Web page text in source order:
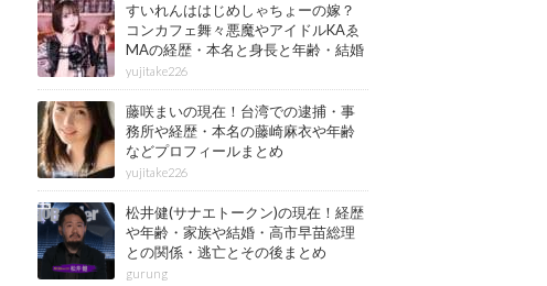
すいれんははじめしゃちょーの嫁？
コンカフェ舞々悪魔やアイドルKAゑ
MAの経歴・本名と身長と年齢・結婚
情報もまとめ
yujitake226
藤咲まいの現在！台湾での逮捕・事
務所や経歴・本名の藤崎麻衣や年齢
などプロフィールまとめ
yujitake226
松井健(サナエトークン)の現在！経歴
や年齢・家族や結婚・高市早苗総理
との関係・逃亡とその後まとめ
gurung